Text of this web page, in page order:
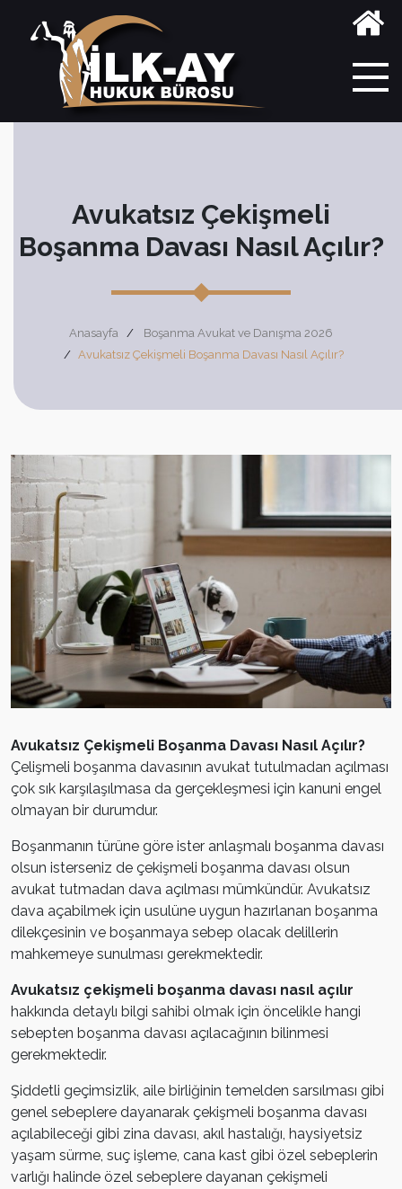
Avukatsız Çekişmeli
Boşanma Davası Nasıl Açılır?
Anasayfa
Boşanma Avukat ve Danışma 2026
Avukatsız Çekişmeli Boşanma Davası Nasıl Açılır?
Avukatsız Çekişmeli Boşanma Davası Nasıl Açılır?
Çelişmeli boşanma davasının avukat tutulmadan açılması
çok sık karşılaşılmasa da gerçekleşmesi için kanuni engel
olmayan bir durumdur.
Boşanmanın türüne göre ister anlaşmalı boşanma davası
olsun isterseniz de çekişmeli boşanma davası olsun
avukat tutmadan dava açılması mümkündür. Avukatsız
dava açabilmek için usulüne uygun hazırlanan boşanma
dilekçesinin ve boşanmaya sebep olacak delillerin
mahkemeye sunulması gerekmektedir.
Avukatsız çekişmeli boşanma davası nasıl açılır
hakkında detaylı bilgi sahibi olmak için öncelikle hangi
sebepten boşanma davası açılacağının bilinmesi
gerekmektedir.
Şiddetli geçimsizlik, aile birliğinin temelden sarsılması gibi
genel sebeplere dayanarak çekişmeli boşanma davası
açılabileceği gibi zina davası, akıl hastalığı, haysiyetsiz
yaşam sürme, suç işleme, cana kast gibi özel sebeplerin
varlığı halinde özel sebeplere dayanan çekişmeli